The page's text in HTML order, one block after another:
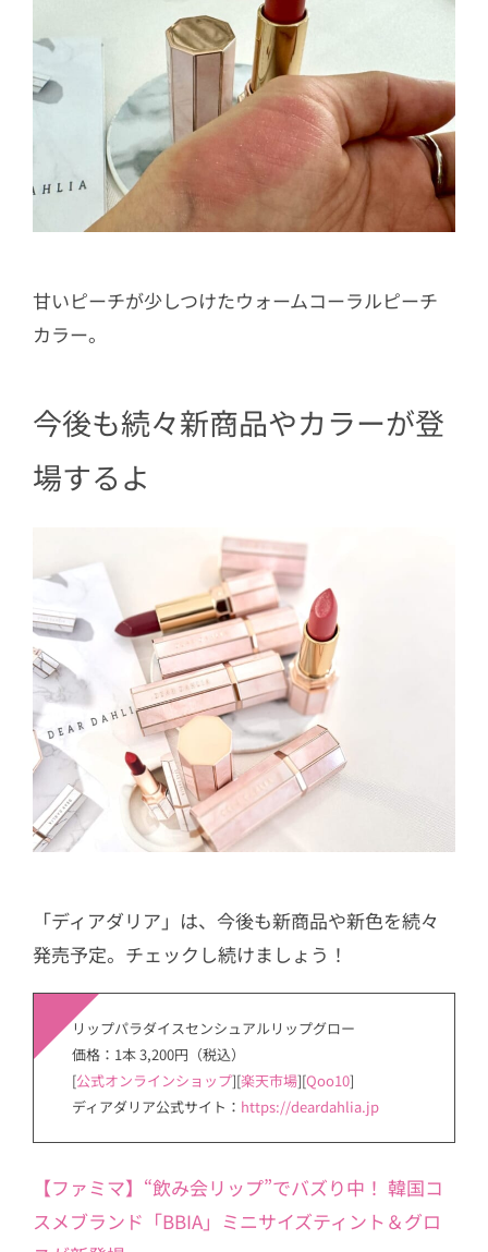
甘いピーチが少しつけたウォームコーラルピーチ
カラー。
今後も続々新商品やカラーが登
場するよ
「ディアダリア」は、今後も新商品や新色を続々
発売予定。チェックし続けましょう！
リップパラダイスセンシュアルリップグロー
価格：1本 3,200円（税込）
[公式オンラインショップ][楽天市場][Qoo10]
ディアダリア公式サイト： https://deardahlia.jp
【ファミマ】“飲み会リップ”でバズり中！ 韓国コ
スメブランド「BBIA」ミニサイズティント＆グロ